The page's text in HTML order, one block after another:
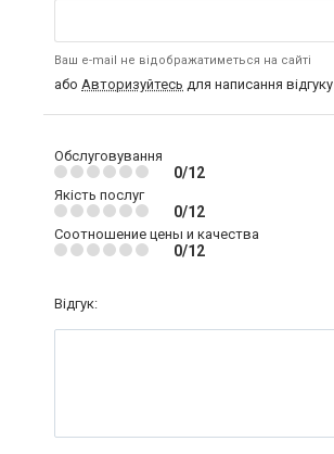
Ваш e-mail не відображатиметься на сайті
або Авторизуйтесь для написання відгуку
Обслуговування
0/12
Якість послуг
0/12
Соотношение цены и качества
0/12
Відгук: